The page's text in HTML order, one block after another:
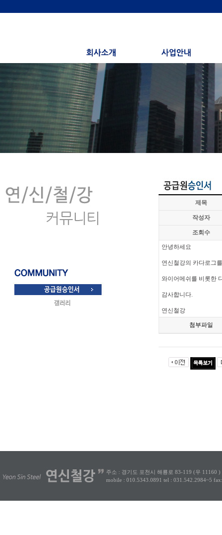
제목
작성자
조회수
안녕하세요
연신철강의 카다로그
와이어메쉬를 비롯한
감사합니다.
연신철강
첨부파일
주소 : 경기도 포천시 해룡로 83-119 (우 11160 )
mobile : 010.5343.0891 tel : 031.542.2984~5